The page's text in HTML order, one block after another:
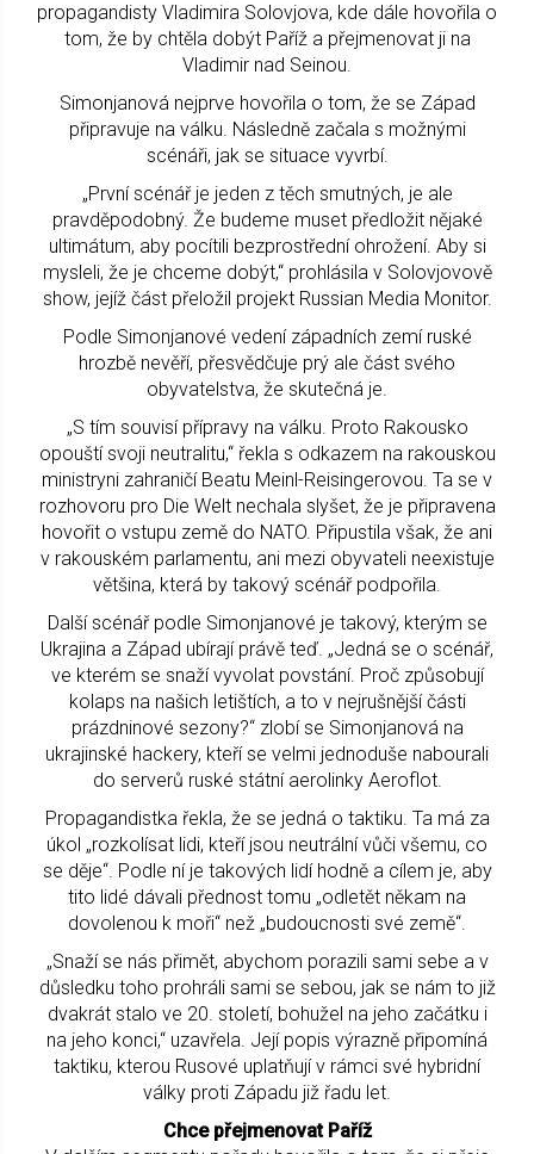
propagandisty Vladimira Solovjova, kde dále hovořila o
tom, že by chtěla dobýt Paříž a přejmenovat ji na
Vladimir nad Seinou.
Simonjanová nejprve hovořila o tom, že se Západ
připravuje na válku. Následně začala s možnými
scénáři, jak se situace vyvrbí.
„První scénář je jeden z těch smutných, je ale
pravděpodobný. Že budeme muset předložit nějaké
ultimátum, aby pocítili bezprostřední ohrožení. Aby si
mysleli, že je chceme dobýt,“ prohlásila v Solovjovově
show, jejíž část přeložil projekt Russian Media Monitor.
Podle Simonjanové vedení západních zemí ruské
hrozbě nevěří, přesvědčuje prý ale část svého
obyvatelstva, že skutečná je.
„S tím souvisí přípravy na válku. Proto Rakousko
opouští svoji neutralitu,“ řekla s odkazem na rakouskou
ministryni zahraničí Beatu Meinl-Reisingerovou. Ta se v
rozhovoru pro Die Welt nechala slyšet, že je připravena
hovořit o vstupu země do NATO. Připustila však, že ani
v rakouském parlamentu, ani mezi obyvateli neexistuje
většina, která by takový scénář podpořila.
Další scénář podle Simonjanové je takový, kterým se
Ukrajina a Západ ubírají právě teď. „Jedná se o scénář,
ve kterém se snaží vyvolat povstání. Proč způsobují
kolaps na našich letištích, a to v nejrušnější části
prázdninové sezony?“ zlobí se Simonjanová na
ukrajinské hackery, kteří se velmi jednoduše nabourali
do serverů ruské státní aerolinky Aeroflot.
Propagandistka řekla, že se jedná o taktiku. Ta má za
úkol „rozkolísat lidi, kteří jsou neutrální vůči všemu, co
se děje“. Podle ní je takových lidí hodně a cílem je, aby
tito lidé dávali přednost tomu „odletět někam na
dovolenou k moři“ než „budoucnosti své země“.
„Snaží se nás přimět, abychom porazili sami sebe a v
důsledku toho prohráli sami se sebou, jak se nám to již
dvakrát stalo ve 20. století, bohužel na jeho začátku i
na jeho konci,“ uzavřela. Její popis výrazně připomíná
taktiku, kterou Rusové uplatňují v rámci své hybridní
války proti Západu již řadu let.
Chce přejmenovat Paříž